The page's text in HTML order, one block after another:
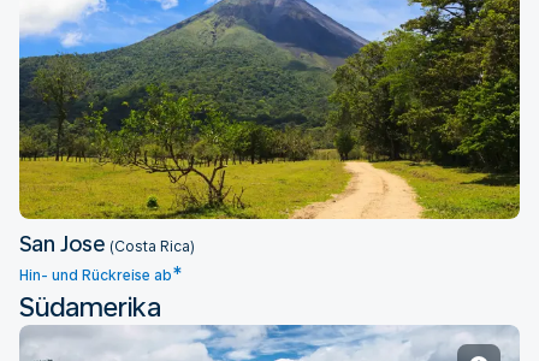
San Jose
San Jose (Costa Rica)
Hin- und Rückreise ab*
Südamerika